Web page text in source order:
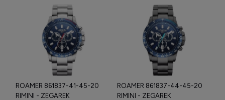
ROAMER 861837-41-45-20
RIMINI - ZEGAREK
ROAMER 861837-44-45-20
RIMINI - ZEGAREK